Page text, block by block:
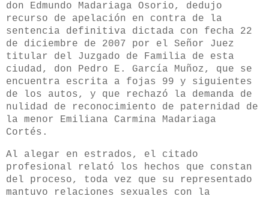
don Edmundo Madariaga Osorio, dedujo
recurso de apelación en contra de la
sentencia definitiva dictada con fecha 22
de diciembre de 2007 por el Señor Juez
titular del Juzgado de Familia de esta
ciudad, don Pedro E. García Muñoz, que se
encuentra escrita a fojas 99 y siguientes
de los autos, y que rechazó la demanda de
nulidad de reconocimiento de paternidad de
la menor Emiliana Carmina Madariaga
Cortés.
Al alegar en estrados, el citado
profesional relató los hechos que constan
del proceso, toda vez que su representado
mantuvo relaciones sexuales con la